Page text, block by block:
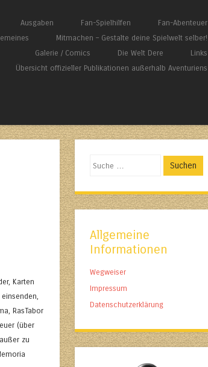
Ausgaben Fan-Spielhilfen
Fan-Abenteuer
Mitmachen – Gestalte deine Spielwelt selber!
Galerie / Comics
Die Welt Dere
Links
Übersicht offizieller Publikationen außerhalb Aventuriens
Karten
RasTabor
(über
zu
Suchen
Allgemeine
Informationen
Wegweiser
Impressum
Datenschutzerklärung